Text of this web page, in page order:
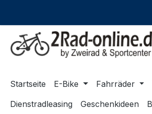
Hauptinhalt springen
Zur Suche springen
Zur Hauptnavigation springen
Startseite E-Bike Fahrräder
Dienstradleasing
Geschenkideen